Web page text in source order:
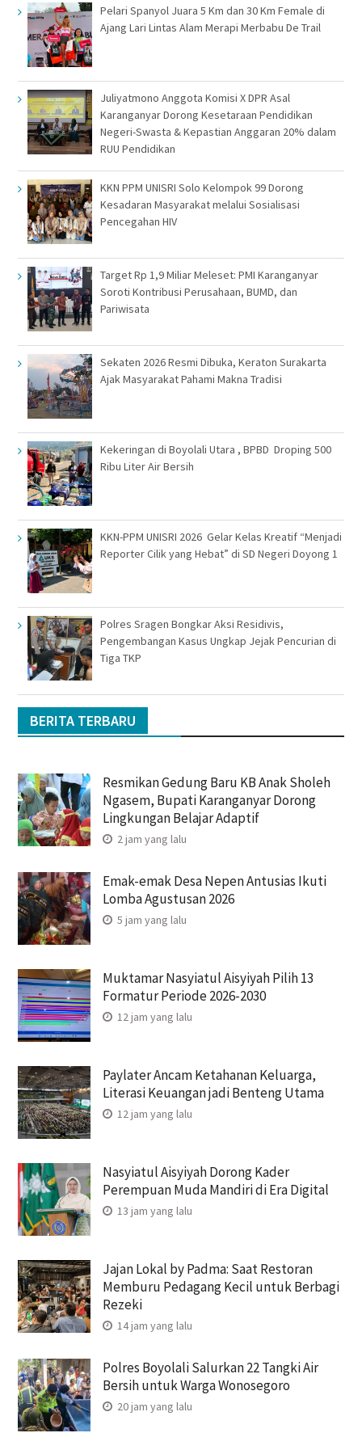
Pelari Spanyol Juara 5 Km dan 30 Km Female di
Ajang Lari Lintas Alam Merapi Merbabu De Trail
Juliyatmono Anggota Komisi X DPR Asal
Karanganyar Dorong Kesetaraan Pendidikan
Negeri-Swasta & Kepastian Anggaran 20% dalam
RUU Pendidikan
KKN PPM UNISRI Solo Kelompok 99 Dorong
Kesadaran Masyarakat melalui Sosialisasi
Pencegahan HIV
Target Rp 1,9 Miliar Meleset: PMI Karanganyar
Soroti Kontribusi Perusahaan, BUMD, dan
Pariwisata
Sekaten 2026 Resmi Dibuka, Keraton Surakarta
Ajak Masyarakat Pahami Makna Tradisi
Kekeringan di Boyolali Utara , BPBD Droping 500
Ribu Liter Air Bersih
KKN-PPM UNISRI 2026 Gelar Kelas Kreatif “Menjadi
Reporter Cilik yang Hebat” di SD Negeri Doyong 1
Polres Sragen Bongkar Aksi Residivis,
Pengembangan Kasus Ungkap Jejak Pencurian di
Tiga TKP
BERITA TERBARU
Resmikan Gedung Baru KB Anak Sholeh
Ngasem, Bupati Karanganyar Dorong
Lingkungan Belajar Adaptif
2 jam yang lalu
Emak-emak Desa Nepen Antusias Ikuti
Lomba Agustusan 2026
5 jam yang lalu
Muktamar Nasyiatul Aisyiyah Pilih 13
Formatur Periode 2026-2030
12 jam yang lalu
Paylater Ancam Ketahanan Keluarga,
Literasi Keuangan jadi Benteng Utama
12 jam yang lalu
Nasyiatul Aisyiyah Dorong Kader
Perempuan Muda Mandiri di Era Digital
13 jam yang lalu
Jajan Lokal by Padma: Saat Restoran
Memburu Pedagang Kecil untuk Berbagi
Rezeki
14 jam yang lalu
Polres Boyolali Salurkan 22 Tangki Air
Bersih untuk Warga Wonosegoro
20 jam yang lalu